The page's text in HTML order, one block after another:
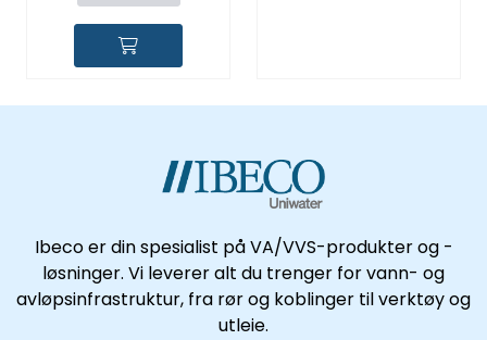
Ibeco er din spesialist på VA/VVS-produkter og -
løsninger. Vi leverer alt du trenger for vann- og
avløpsinfrastruktur, fra rør og koblinger til verktøy og
utleie.